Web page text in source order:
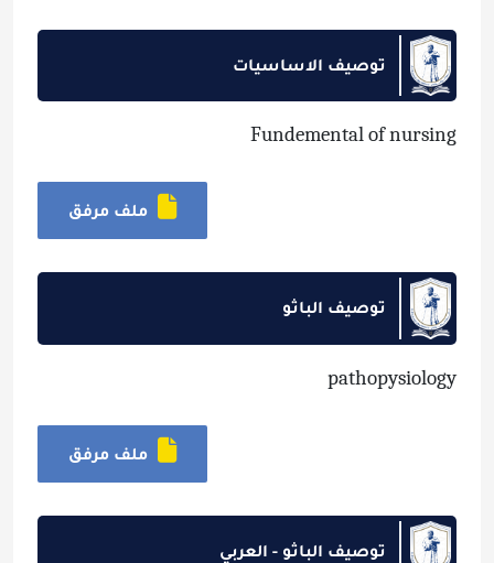
توصيف الاساسيات
Fundemental of nursing
ملف مرفق
توصيف الباثو
pathopysiology
ملف مرفق
توصيف الباثو - العربي